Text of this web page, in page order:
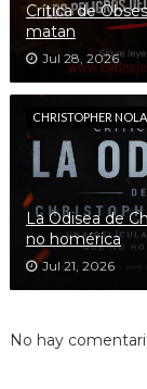
Crítica de
matan
Jul 28, 2026
CHRISTOPHER
La Odisea de
no homérica
Jul 21, 2026
No hay